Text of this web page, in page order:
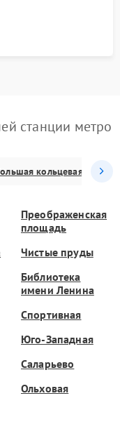
на отсутствие
и зависаний.
станции метро
кольцевая
Преображенская
площадь
Чистые пруды
Библиотека
имени Ленина
Спортивная
Юго-Западная
Саларьево
Ольховая